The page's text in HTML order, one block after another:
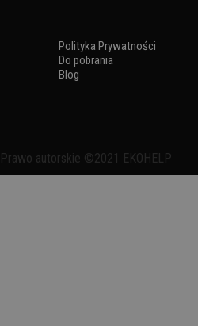
Polityka Prywatności
Do pobrania
Blog
Prawo autorskie ©2021 EKOHELP